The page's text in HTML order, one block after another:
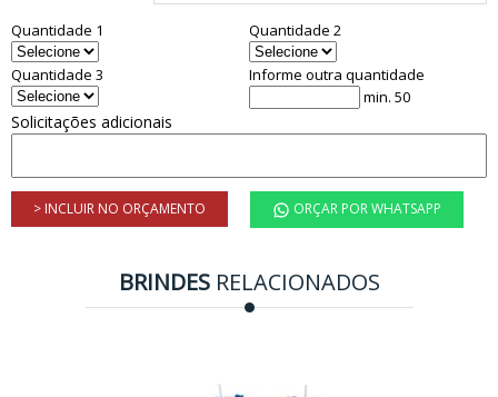
Quantidade 1 Quantidade 2
Quantidade 3
Informe outra quantidade
min. 50
Solicitações adicionais
> INCLUIR NO ORÇAMENTO ORÇAR POR WHATSAPP
BRINDESRELACIONADOS